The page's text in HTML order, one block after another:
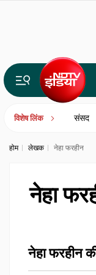
विशेष लिंक संसद
होम लेखक नेहा फरहीन
नेहा
नेहा फरहीन